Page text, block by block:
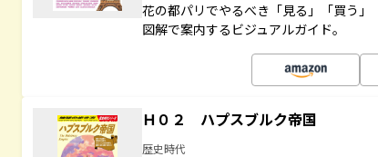
花の都パリでやるべき「見る」「買う
図解で案内するビジュアルガイド。
Ｈ０２ ハプスブルク帝国
歴史時代